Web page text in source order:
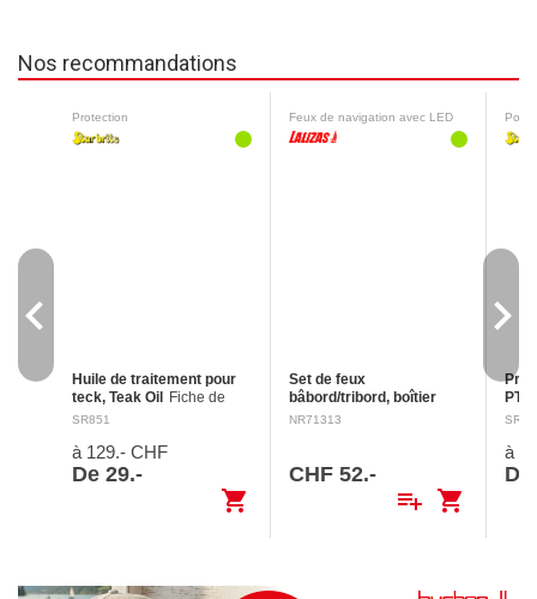
Nos recommandations
Protection
Huile de traitement pour
teck, Teak Oil
Fiche de
données de sécurité
Danger H304 Peut être
mortel en cas d’ingestion et
de pénétration dans les
SR851
à 129.- CHF
De 29.-
shopping_cart
Feux de navigation avec LED
Set de feux
bâbord/tribord, boîtier
noir Montage vertical 12 V
NR71313
CHF 52.-
playlist_add shopping_cart
de
à
navigate_before navigate_next